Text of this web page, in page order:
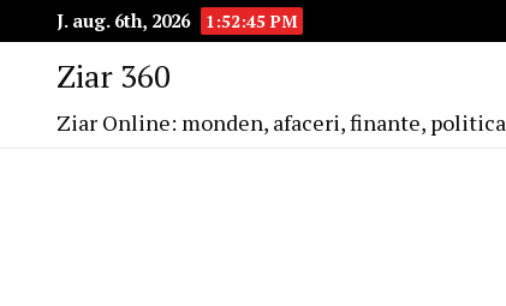
J. aug. 6th, 2026 1:52:46 PM
Ziar 360
Ziar Online: monden, afaceri, finante, politica